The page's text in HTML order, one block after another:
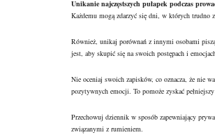
Unikanie najczęstszych pułapek podczas
Każdemu mogą zdarzyć się dni, w których trudno
Również, unikaj porównań z innymi osobami
jest, aby skupić się na swoich postępach i
Nie oceniaj swoich zapisków, co oznacza, że nie
pozytywnych emocji. To pomoże zyskać
Przechowuj dziennik w sposób zapewniający
związanymi z rumieniem.